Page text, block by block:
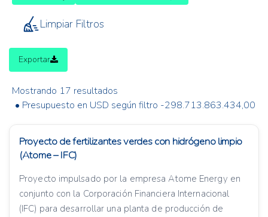
Limpiar Filtros
Exportar
Mostrando 17 resultados
• Presupuesto en USD según filtro -298.713.863.434,00
Proyecto de fertilizantes verdes con hidrógeno limpio
(Atome – IFC)
Proyecto impulsado por la empresa Atome Energy en
conjunto con la Corporación Financiera Internacional
(IFC) para desarrollar una planta de producción de